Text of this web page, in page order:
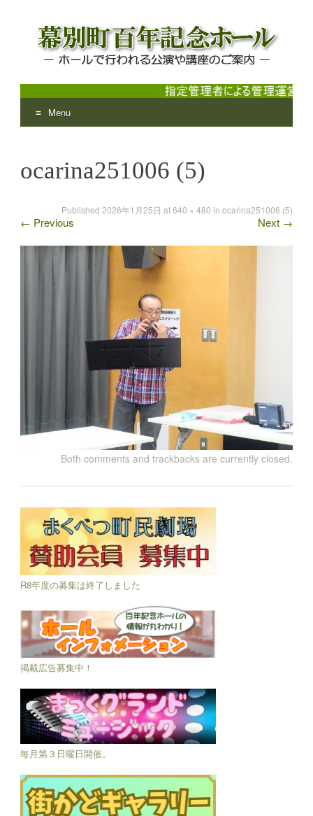
幕別町百年記念ホール
ホールで行われる公演や講座のご案内
Menu
content
ocarina251006 (5)
Published 2026年1月25日 at640 × 480 in ocarina251006 (5)
← Previous Next →
Both comments and trackbacks are currently closed.
R8年度の募集は終了しました
掲載広告募集中！
毎月第３日曜日開催。